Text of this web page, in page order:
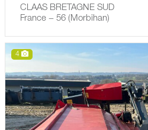
CLAAS BRETAGNE SUD
France − 56 (Morbihan)
4